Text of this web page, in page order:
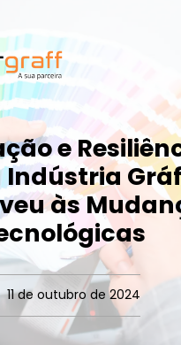
e
Indústria
às
11 de outubro de 2024